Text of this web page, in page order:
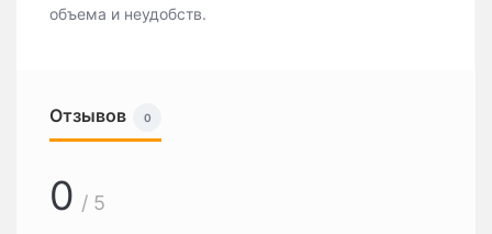
объема и неудобств.
Отзывов 0
0 / 5